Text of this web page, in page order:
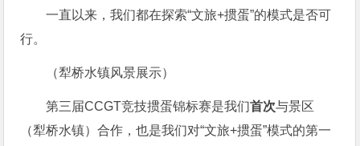
一直以来，我们都在探索“文旅+掼蛋”的模式是否可
行。
（犁桥水镇风景展示）
第三届CCGT竞技掼蛋锦标赛是我们首次与景区
（犁桥水镇）合作，也是我们对“文旅+掼蛋”模式的第一